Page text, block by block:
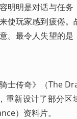
明明是对话与任务
使玩家感到疲倦。
。最令人失望的是
士传奇》（The
重新设计了部分区
）资料片。